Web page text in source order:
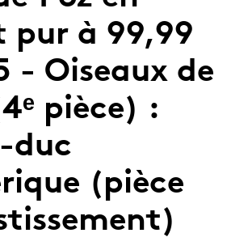
pur à 99,99
- Oiseaux de
pièce) :
duc
(pièce